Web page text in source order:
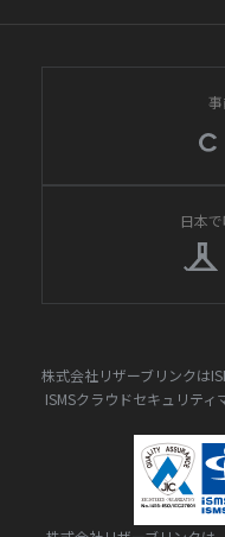
日本
株式会社リザーブリンクは
ISMSクラウドセキュリテ